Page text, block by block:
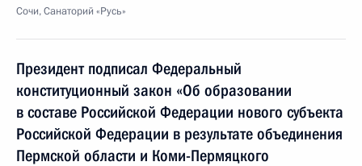
Сочи, Санаторий «Русь»
Президент подписал Федеральный
конституционный закон «Об образовании
в составе Российской Федерации нового субъекта
Российской Федерации в результате объединения
Пермской области и Коми-Пермяцкого